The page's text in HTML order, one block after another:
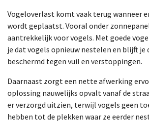
Vogeloverlast komt vaak terug wanneer
wordt geplaatst. Vooral onder
aantrekkelijk voor vogels. Met goede
je dat vogels opnieuw nestelen en blijft je
beschermd tegen vuil en verstoppingen.
Daarnaast zorgt een nette afwerking
oplossing nauwelijks opvalt vanaf de
er verzorgd uitzien, terwijl vogels geen
hebben tot de plekken waar ze eerder